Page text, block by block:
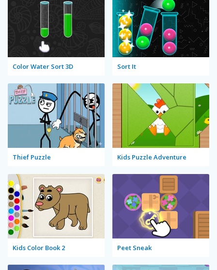
Color Water Sort 3D Sort It
Thief Puzzle Kids Puzzle Adventure
Kids Color Book 2 Peet Sneak